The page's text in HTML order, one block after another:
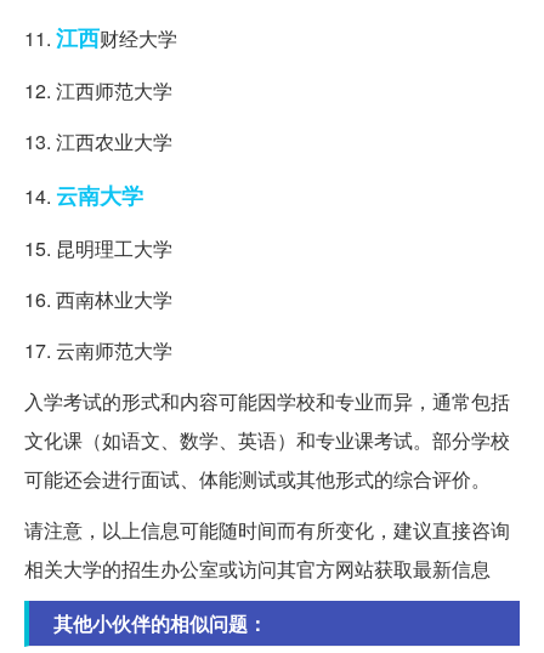
11. 江西财经大学
12. 江西师范大学
13. 江西农业大学
14. 云南大学
15. 昆明理工大学
16. 西南林业大学
17. 云南师范大学
入学考试的形式和内容可能因学校和专业而异，通常包括
文化课（如语文、数学、英语）和专业课考试。部分学校
可能还会进行面试、体能测试或其他形式的综合评价。
请注意，以上信息可能随时间而有所变化，建议直接咨询
相关大学的招生办公室或访问其官方网站获取最新信息
其他小伙伴的相似问题：